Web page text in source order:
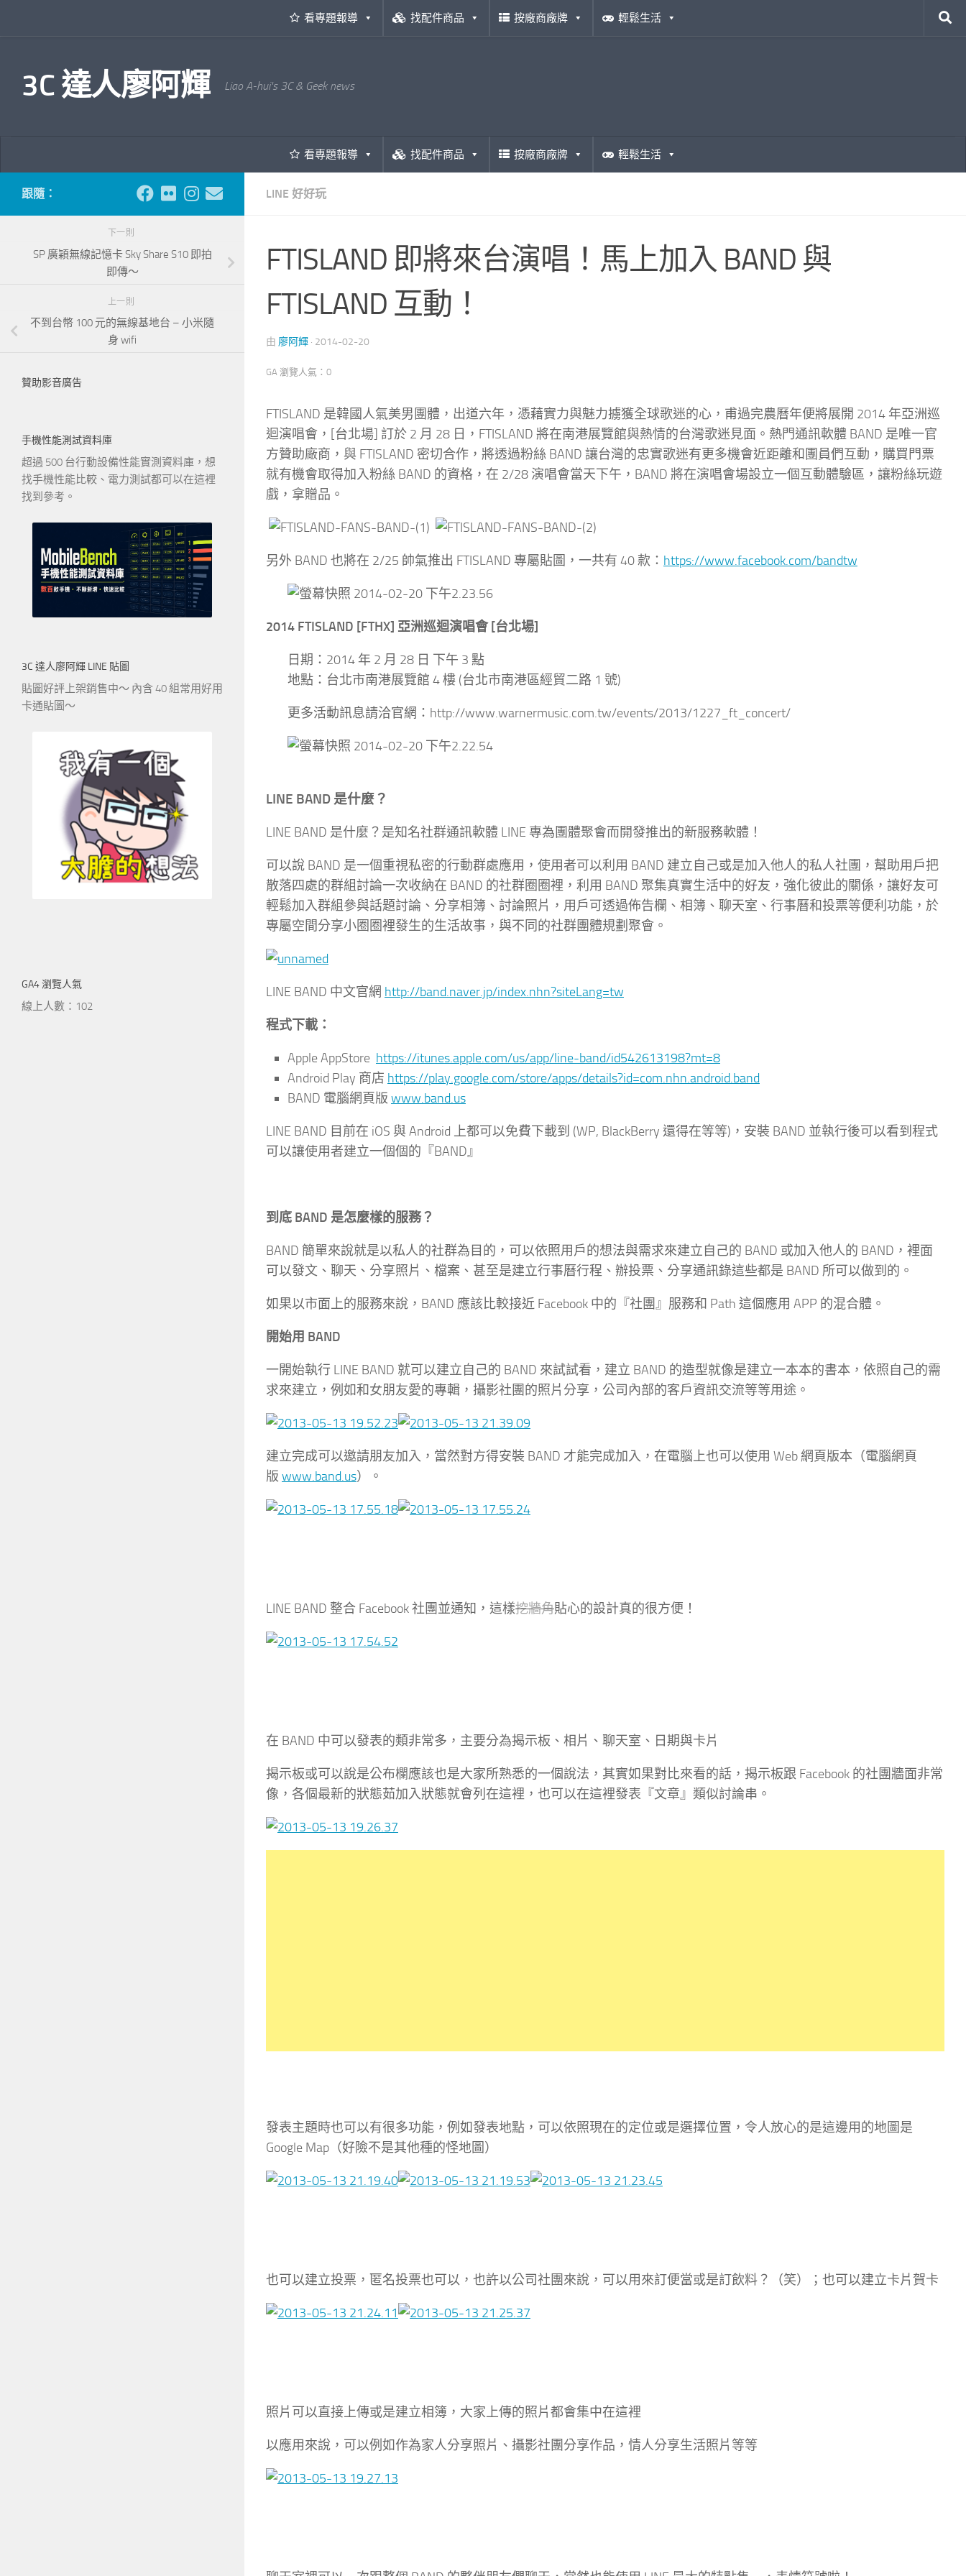
看專題報導 找配件商品 按廠商廠牌 輕鬆生活
3C 達人廖阿輝 Liao A-hui's 3C & Geek news
看專題報導 找配件商品 按廠商廠牌 輕鬆生活
LINE 好好玩
FTISLAND 即將來台演唱！馬上加入 BAND 與
FTISLAND 互動！
由 廖阿輝 · 2014-02-20
GA 瀏覽人氣：0
FTISLAND 是韓國人氣美男團體，出道六年，憑藉實力與魅力擄獲全球歌迷的心，甫過完農曆年便將展開 2014 年亞洲巡
迴演唱會，[台北場] 訂於 2 月 28 日，FTISLAND 將在南港展覽館與熱情的台灣歌迷見面。熱門通訊軟體 BAND 是唯一官
方贊助廠商，與 FTISLAND 密切合作，將透過粉絲 BAND 讓台灣的忠實歌迷有更多機會近距離和團員們互動，購買門票
就有機會取得加入粉絲 BAND 的資格，在 2/28 演唱會當天下午，BAND 將在演唱會場設立一個互動體驗區，讓粉絲玩遊
戲，拿贈品。
另外 BAND 也將在 2/25 帥氣推出 FTISLAND 專屬貼圖，一共有 40 款： https://www.facebook.com/bandtw
2014 FTISLAND [FTHX] 亞洲巡迴演唱會 [台北場]
日期：2014 年 2 月 28 日 下午 3 點
地點：台北市南港展覽館 4 樓 (台北市南港區經貿二路 1 號)
更多活動訊息請洽官網：http://www.warnermusic.com.tw/events/2013/1227_ft_concert/
LINE BAND 是什麼？
LINE BAND 是什麼？是知名社群通訊軟體 LINE 專為團體聚會而開發推出的新服務軟體！
可以說 BAND 是一個重視私密的行動群處應用，使用者可以利用 BAND 建立自己或是加入他人的私人社團，幫助用戶把
散落四處的群組討論一次收納在 BAND 的社群圈圈裡，利用 BAND 聚集真實生活中的好友，強化彼此的關係，讓好友可
輕鬆加入群組參與話題討論、分享相簿、討論照片，用戶可透過佈告欄、相簿、聊天室、行事曆和投票等便利功能，於
專屬空間分享小圈圈裡發生的生活故事，與不同的社群團體規劃聚會。
LINE BAND 中文官網 http://band.naver.jp/index.nhn?siteLang=tw
程式下載：
Apple AppStore https://itunes.apple.com/us/app/line-band/id542613198?mt=8
Android Play 商店 https://play.google.com/store/apps/details?id=com.nhn.android.band
BAND 電腦網頁版 www.band.us
LINE BAND 目前在 iOS 與 Android 上都可以免費下載到 (WP, BlackBerry 還得在等等)，安裝 BAND 並執行後可以看到程式
可以讓使用者建立一個個的『BAND』
到底 BAND 是怎麼樣的服務？
BAND 簡單來說就是以私人的社群為目的，可以依照用戶的想法與需求來建立自己的 BAND 或加入他人的 BAND，裡面
可以發文、聊天、分享照片、檔案、甚至是建立行事曆行程、辦投票、分享通訊錄這些都是 BAND 所可以做到的。
如果以市面上的服務來說，BAND 應該比較接近 Facebook 中的『社團』服務和 Path 這個應用 APP 的混合體。
開始用 BAND
一開始執行 LINE BAND 就可以建立自己的 BAND 來試試看，建立 BAND 的造型就像是建立一本本的書本，依照自己的需
求來建立，例如和女朋友愛的專輯，攝影社團的照片分享，公司內部的客戶資訊交流等等用途。
建立完成可以邀請朋友加入，當然對方得安裝 BAND 才能完成加入，在電腦上也可以使用 Web 網頁版本（電腦網頁
版 www.band.us）。
LINE BAND 整合 Facebook 社團並通知，這樣挖牆角貼心的設計真的很方便！
在 BAND 中可以發表的類非常多，主要分為揭示板、相片、聊天室、日期與卡片
揭示板或可以說是公布欄應該也是大家所熟悉的一個說法，其實如果對比來看的話，揭示板跟 Facebook 的社團牆面非常
像，各個最新的狀態茹加入狀態就會列在這裡，也可以在這裡發表『文章』類似討論串。
發表主題時也可以有很多功能，例如發表地點，可以依照現在的定位或是選擇位置，令人放心的是這邊用的地圖是
Google Map（好險不是其他種的怪地圖）
也可以建立投票，匿名投票也可以，也許以公司社團來說，可以用來訂便當或是訂飲料？（笑）；也可以建立卡片賀卡
照片可以直接上傳或是建立相簿，大家上傳的照片都會集中在這裡
以應用來說，可以例如作為家人分享照片、攝影社團分享作品，情人分享生活照片等等
跟隨：
下一則
SP 廣穎無線記憶卡 Sky Share S10 即拍
即傳～
上一則
不到台幣 100 元的無線基地台 – 小米隨
身 wifi
贊助影音廣告
手機性能測試資料庫
超過 500 台行動設備性能實測資料庫，想
找手機性能比較、電力測試都可以在這裡
找到參考。
3C 達人廖阿輝 LINE 貼圖
貼圖好評上架銷售中～ 內含 40 組常用好用
卡通貼圖～
GA4 瀏覽人氣
線上人數：102